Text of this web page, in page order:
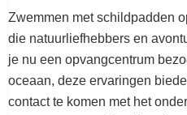
Zwemmen met schildpadden
die natuurliefhebbers en
je nu een opvangcentrum
oceaan, deze ervaringen
contact te komen met het